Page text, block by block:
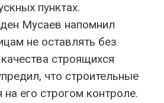
пунктах.
Мусаев напомнил
не оставлять без
строящихся
что строительные
на его строгом контроле.